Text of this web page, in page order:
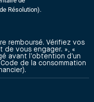
Résolution).
remboursé. Vérifiez vos
de vous engager. », «
avant l’obtention d’un
de la consommation